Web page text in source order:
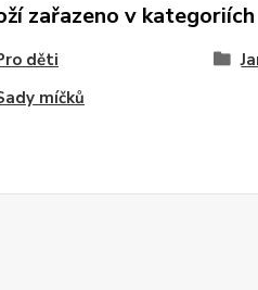
zařazeno v kategoriích
děti
míčků